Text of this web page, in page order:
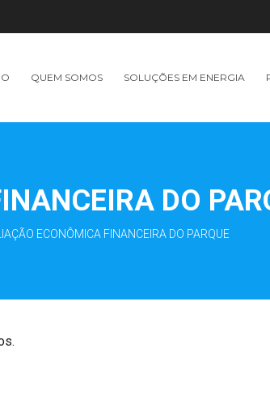
QUEM SOMOS SOLUÇÕES EM ENERGIA
DO
ECONÔMICA FINANCEIRA DO PARQUE